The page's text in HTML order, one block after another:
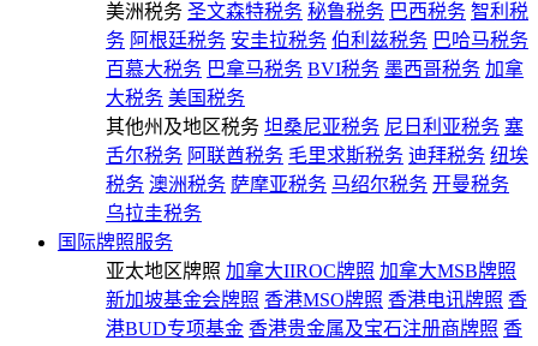
美洲税务 圣文森特税务 秘鲁税务 巴西税务 智利税
务 阿根廷税务 安圭拉税务 伯利兹税务 巴哈马税务
百慕大税务 巴拿马税务 BVI税务 墨西哥税务 加拿
大税务 美国税务
其他州及地区税务 坦桑尼亚税务 尼日利亚税务 塞
舌尔税务 阿联酋税务 毛里求斯税务 迪拜税务 纽埃
税务 澳洲税务 萨摩亚税务 马绍尔税务 开曼税务
乌拉圭税务
国际牌照服务
亚太地区牌照 加拿大IIROC牌照 加拿大MSB牌照
新加坡基金会牌照 香港MSO牌照 香港电讯牌照 香
港BUD专项基金 香港贵金属及宝石注册商牌照 香